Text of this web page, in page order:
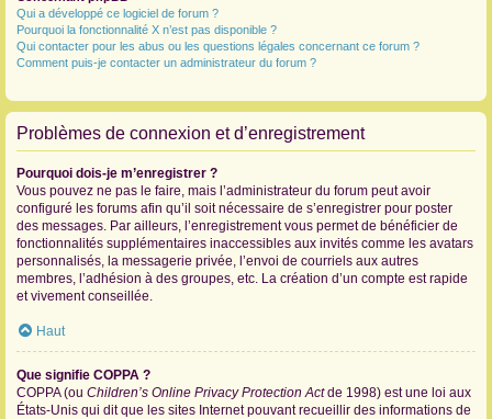
Qui a développé ce logiciel de forum ?
Pourquoi la fonctionnalité X n’est pas disponible ?
Qui contacter pour les abus ou les questions légales concernant ce forum ?
Comment puis-je contacter un administrateur du forum ?
Problèmes de connexion et d’enregistrement
Pourquoi dois-je m’enregistrer ?
Vous pouvez ne pas le faire, mais l’administrateur du forum peut avoir
configuré les forums afin qu’il soit nécessaire de s’enregistrer pour poster
des messages. Par ailleurs, l’enregistrement vous permet de bénéficier de
fonctionnalités supplémentaires inaccessibles aux invités comme les avatars
personnalisés, la messagerie privée, l’envoi de courriels aux autres
membres, l’adhésion à des groupes, etc. La création d’un compte est rapide
et vivement conseillée.
Haut
Que signifie COPPA ?
COPPA (ou Children’s Online Privacy Protection Actde 1998) est une loi aux
États-Unis qui dit que les sites Internet pouvant recueillir des informations de